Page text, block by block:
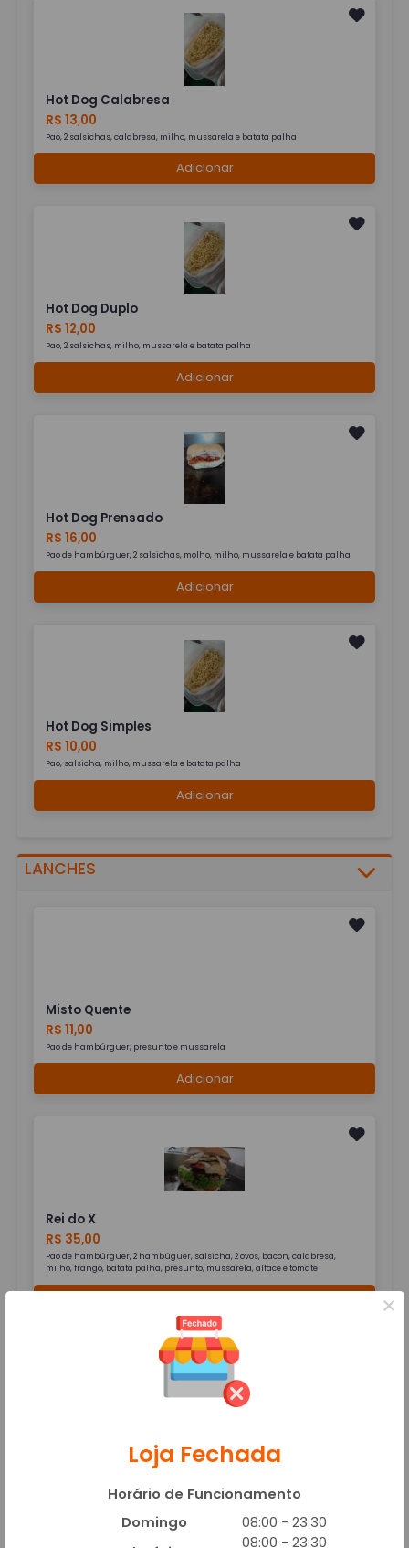
Hot Dog Calabresa
R$ 13,00
Pao, 2 salsichas, calabresa, milho, mussarela e batata palha
Adicionar
Hot Dog Duplo
R$ 12,00
Pao, 2 salsichas, milho, mussarela e batata palha
Adicionar
Hot Dog Prensado
R$ 16,00
Pao de hambúrguer, 2 salsichas, molho, milho, mussarela e batata palha
Adicionar
Hot Dog Simples
R$ 10,00
Pao, salsicha, milho, mussarela e batata palha
Adicionar
LANCHES
Misto Quente
R$ 11,00
Pao de hambúrguer, presunto e mussarela
Adicionar
Rei do X
R$ 35,00
Pao de hambúrguer, 2 hambúguer, salsicha, 2 ovos, bacon, calabresa,
milho, frango, batata palha, presunto, mussarela, alface e tomate
Adicionar
×
Loja Fechada
Horário de Funcionamento
Domingo
08:00 - 23:30
08:00 - 23:30